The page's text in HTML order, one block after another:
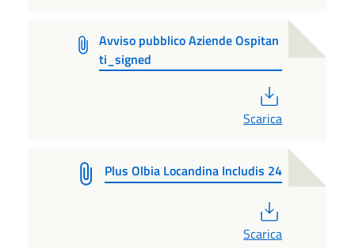
Avviso pubblico Aziende Ospitan
ti_signed
Scarica
Plus Olbia Locandina Includis 24
Scarica